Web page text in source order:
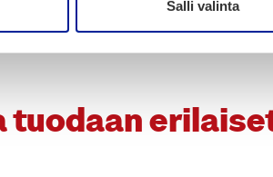
Salli valinta
kehi­tyk­sel­le hyvin
tuo­daan